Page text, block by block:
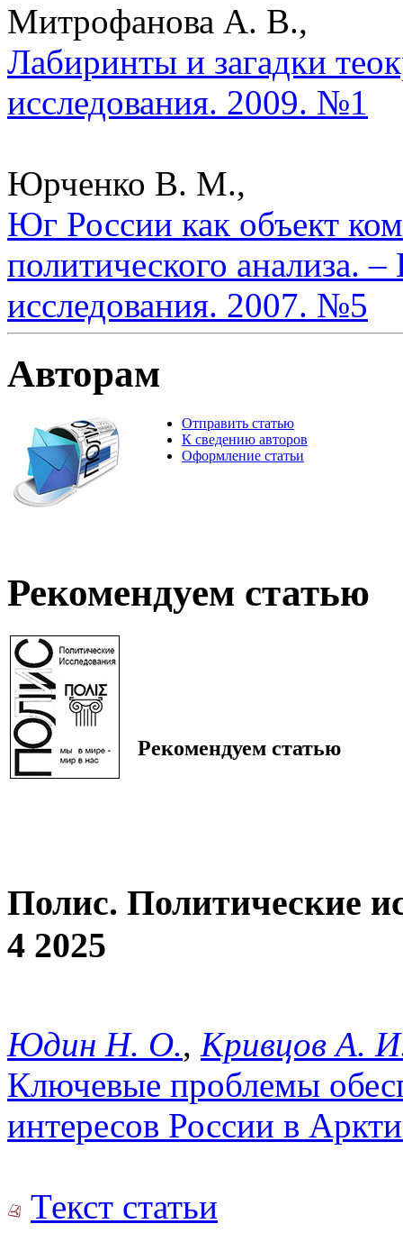
Митрофанова А. В.,
Лабиринты и загадки
исследования. 2009. №1
Юрченко В. М.,
Юг России как объект
политического анализа.
исследования. 2007. №5
Авторам
Отправить статью
К сведению авторов
Оформление статьи
Рекомендуем статью
Рекомендуем статью
Полис. Политические
4 2025
Юдин Н. О., Кривцов А.
Ключевые проблемы
интересов России в
Текст статьи